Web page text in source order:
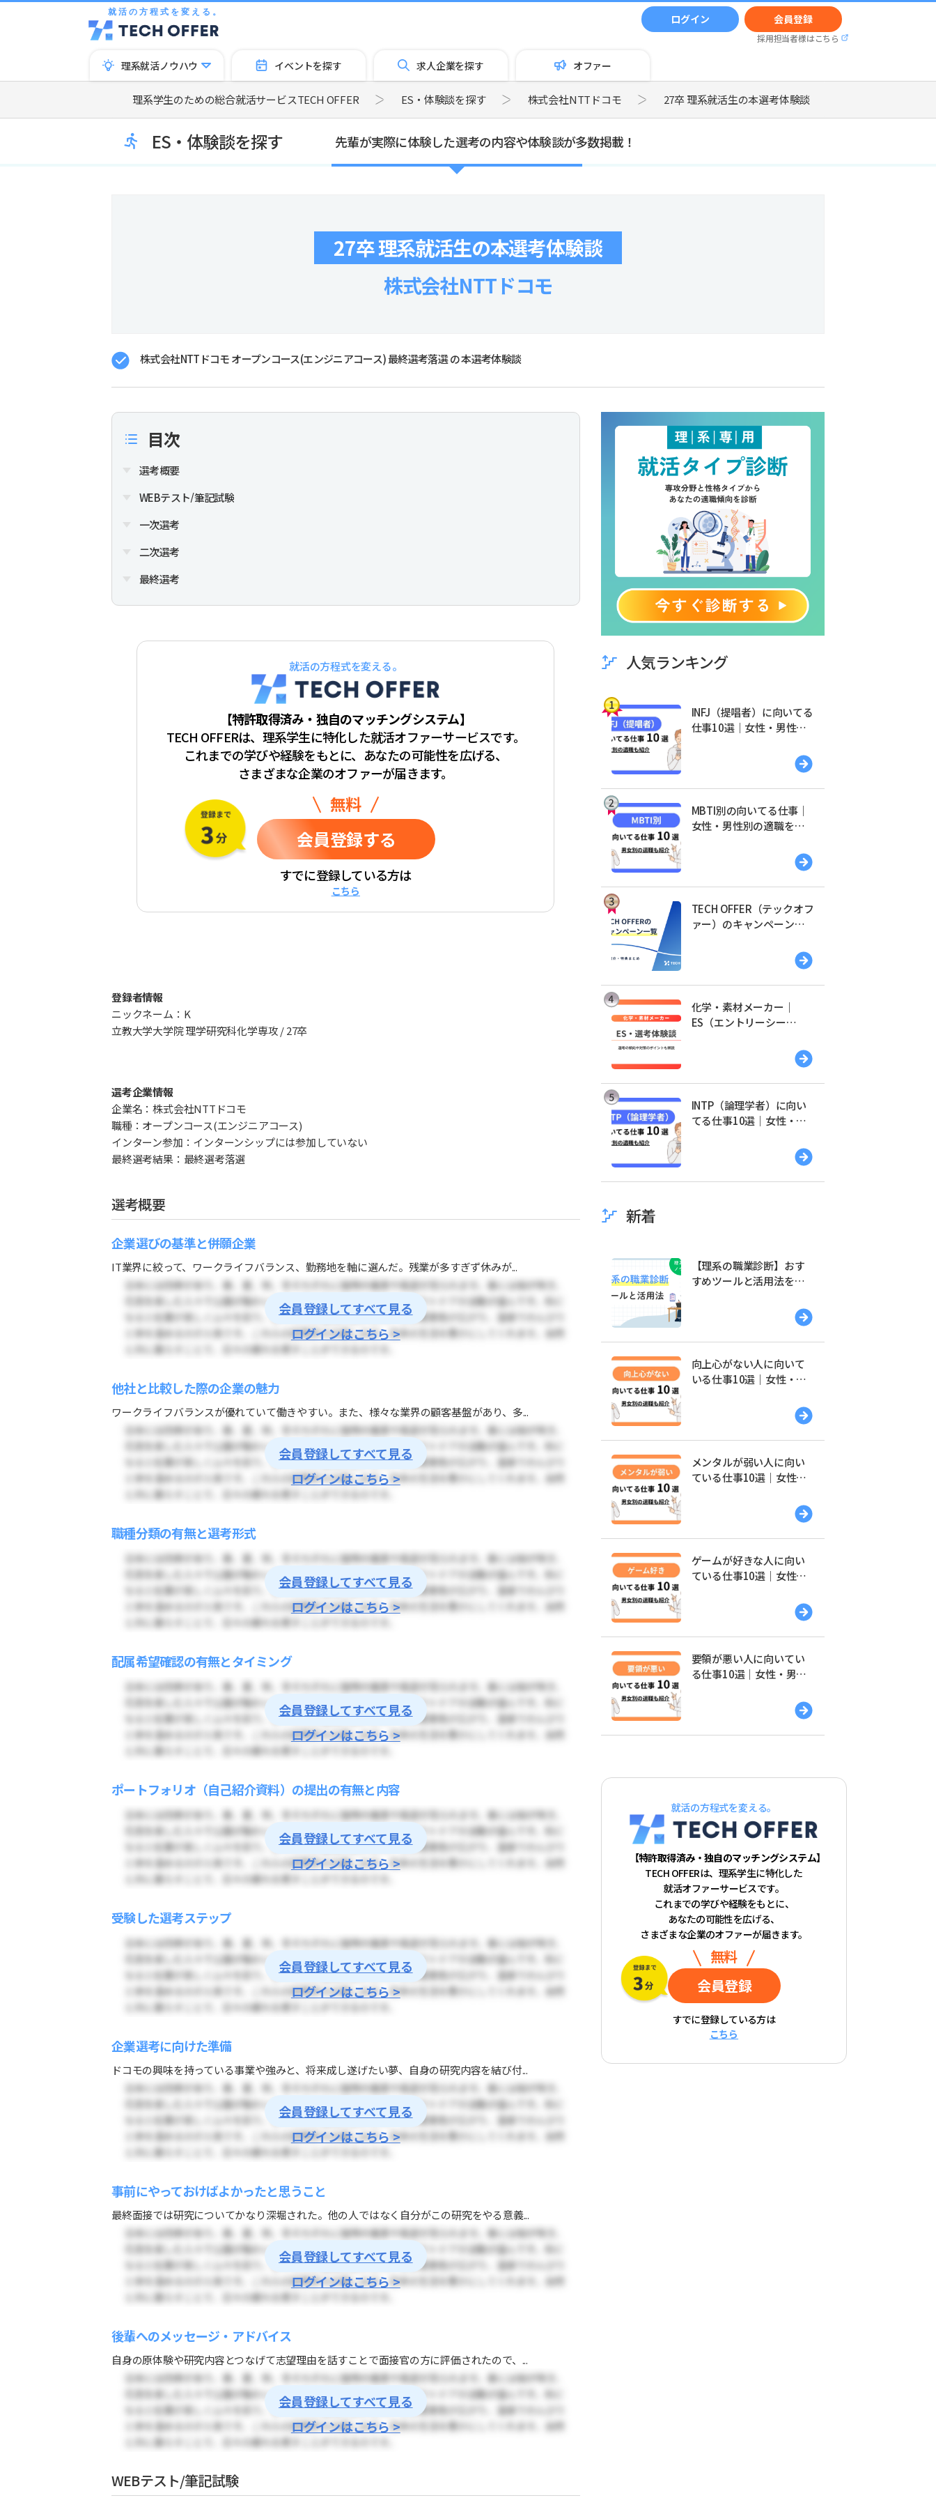
就活の方程式を変える。
ログイン 会員登録
採用担当者様はこちら
理系就活ノウハウ イベントを探す 求人企業を探す オファー
理系学生のための総合就活サービスTECH OFFER ES・体験談を探す 株式会社NTTドコモ 27卒 理系就活生の本選考体験談
ES・体験談を探す 先輩が実際に体験した選考の内容や体験談が多数掲載！
27卒 理系就活生の本選考体験談
株式会社NTTドコモ
株式会社NTTドコモ オープンコース(エンジニアコース) 最終選考落選 の 本選考体験談
目次
選考概要
WEBテスト/筆記試験
一次選考
二次選考
最終選考
就活の方程式を変える。
【特許取得済み・独自のマッチングシステム】
TECH OFFERは、理系学生に特化した就活オファーサービスです。
これまでの学びや経験をもとに、 あなたの可能性を広げる、
さまざまな企業のオファーが届きます。
無料
会員登録する
すでに登録している方は
こちら
登録者情報
ニックネーム：K
立教大学大学院 理学研究科化学専攻 / 27卒
選考企業情報
企業名：株式会社NTTドコモ
職種：オープンコース(エンジニアコース)
インターン参加：インターンシップには参加していない
最終選考結果：最終選考落選
選考概要
企業選びの基準と併願企業
IT業界に絞って、ワークライフバランス、勤務地を軸に選んだ。残業が多すぎず休みが...
会員登録してすべて見る
ログインはこちら >
他社と比較した際の企業の魅力
ワークライフバランスが優れていて働きやすい。また、様々な業界の顧客基盤があり、多...
会員登録してすべて見る
ログインはこちら >
職種分類の有無と選考形式
会員登録してすべて見る
ログインはこちら >
配属希望確認の有無とタイミング
会員登録してすべて見る
ログインはこちら >
ポートフォリオ（自己紹介資料）の提出の有無と内容
会員登録してすべて見る
ログインはこちら >
受験した選考ステップ
会員登録してすべて見る
ログインはこちら >
企業選考に向けた準備
ドコモの興味を持っている事業や強みと、将来成し遂げたい夢、自身の研究内容を結び付...
会員登録してすべて見る
ログインはこちら >
事前にやっておけばよかったと思うこと
最終面接では研究についてかなり深堀された。他の人ではなく自分がこの研究をやる意義...
会員登録してすべて見る
ログインはこちら >
後輩へのメッセージ・アドバイス
自身の原体験や研究内容とつなげて志望理由を話すことで面接官の方に評価されたので、...
会員登録してすべて見る
ログインはこちら >
WEBテスト/筆記試験
人気ランキング
INFJ（提唱者）に向いてる
仕事10選｜女性・男性別
MBTI別の向いてる仕事｜
女性・男性別の適職を紹
TECH OFFER（テックオフ
ァー）のキャンペーン一
化学・素材メーカー｜
ES（エントリーシー
INTP（論理学者）に向い
てる仕事10選｜女性・男
新着
【理系の職業診断】おす
すめツールと活用法を解
向上心がない人に向いて
いる仕事10選｜女性・男
メンタルが弱い人に向い
ている仕事10選｜女性・
ゲームが好きな人に向い
ている仕事10選｜女性・
要領が悪い人に向いてい
る仕事10選｜女性・男性
就活の方程式を変える。
【特許取得済み・独自のマッチングシステム】
TECH OFFERは、理系学生に特化した
就活オファーサービスです。
これまでの学びや経験をもとに、
あなたの可能性を広げる、
さまざまな企業のオファーが届きます。
無料
会員登録
すでに登録している方は
こちら